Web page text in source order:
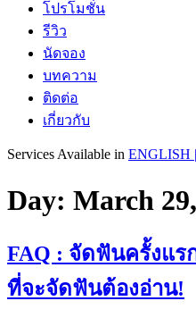
โปรโมชั่น
รีวิว
นัดจอง
บทความ
ติดต่อ
เกี่ยวกับ
Services Available in ENGLISH
Day: March
FAQ : จัดฟันครั้งแร
ที่จะจัดฟันต้องอ่าน!